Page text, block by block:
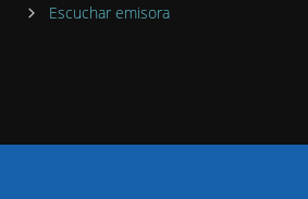
Escuchar emisora